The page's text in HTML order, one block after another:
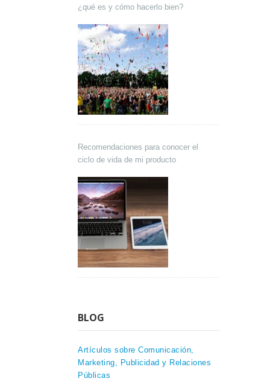
¿qué es y cómo hacerlo bien?
Recomendaciones para conocer el
ciclo de vida de mi producto
BLOG
Artículos sobre Comunicación,
Marketing, Publicidad y Relaciones
Públicas